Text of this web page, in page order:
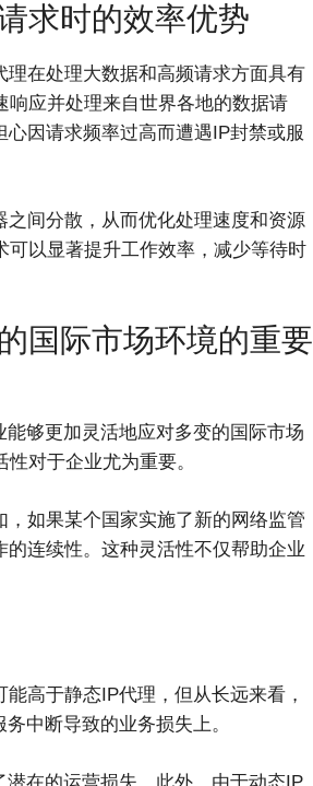
求时的效率优势
在处理大数据和高频请求方面具有
响应并处理来自世界各地的数据请
因请求频率过高而遭遇IP封禁或服
间分散，从而优化处理速度和资源
以显著提升工作效率，减少等待时
国际市场环境的重要
够更加灵活地应对多变的国际市场
对于企业尤为重要。
如果某个国家实施了新的网络监管
连续性。这种灵活性不仅帮助企业
高于静态IP代理，但从长远来看，
中断导致的业务损失上。